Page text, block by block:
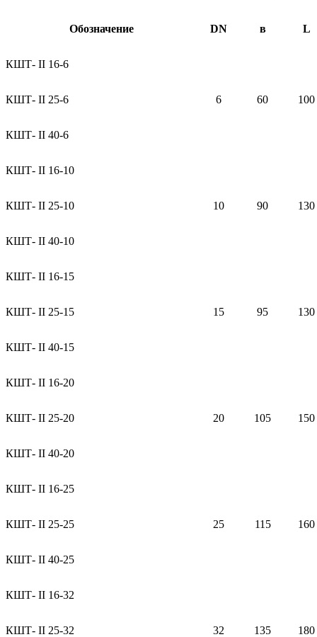
Обозначение DN в L
КШТ- II 16-6
6 60 100
КШТ- II 25-6
КШТ- II 40-6
КШТ- II 16-10
10 90 130
КШТ- II 25-10
КШТ- II 40-10
КШТ- II 16-15
15 95 130
КШТ- II 25-15
КШТ- II 40-15
КШТ- II 16-20
20 105 150
КШТ- II 25-20
КШТ- II 40-20
КШТ- II 16-25
25 115 160
КШТ- II 25-25
КШТ- II 40-25
КШТ- II 16-32
32 135 180
КШТ- II 25-32